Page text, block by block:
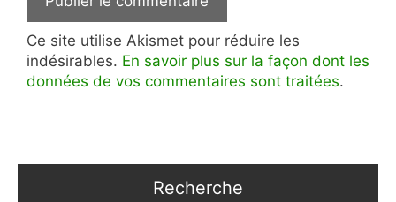
Ce site utilise Akismet pour réduire les
indésirables. En savoir plus sur la façon dont les
données de vos commentaires sont traitées.
Recherche